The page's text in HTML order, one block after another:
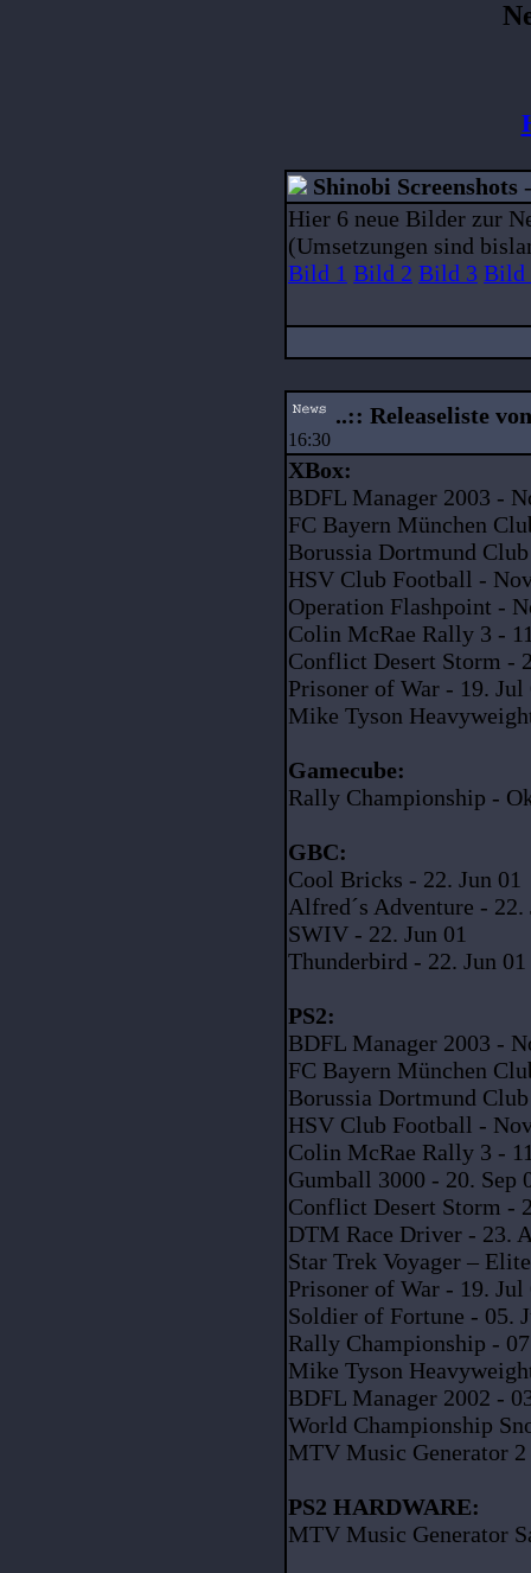
Shinobi Screenshots
Hier 6 neue Bilder zur
(Umsetzungen sind
Bild 1 Bild 2 Bild 3 Bild
..:: Releaseliste
16:30
XBox:
BDFL Manager 2003 -
FC Bayern München
Borussia Dortmund
HSV Club Football -
Operation Flashpoint -
Colin McRae Rally 3 -
Conflict Desert Storm -
Prisoner of War - 19. Jul
Mike Tyson
Gamecube:
Rally Championship -
GBC:
Cool Bricks - 22. Jun 01
Alfred´s Adventure - 22.
SWIV - 22. Jun 01
Thunderbird - 22. Jun 01
PS2:
BDFL Manager 2003 -
FC Bayern München
Borussia Dortmund
HSV Club Football -
Colin McRae Rally 3 -
Gumball 3000 - 20. Sep
Conflict Desert Storm -
DTM Race Driver - 23.
Star Trek Voyager –
Prisoner of War - 19. Jul
Soldier of Fortune - 05.
Rally Championship -
Mike Tyson
BDFL Manager 2002 -
World Championship
MTV Music Generator
PS2 HARDWARE:
MTV Music Generator